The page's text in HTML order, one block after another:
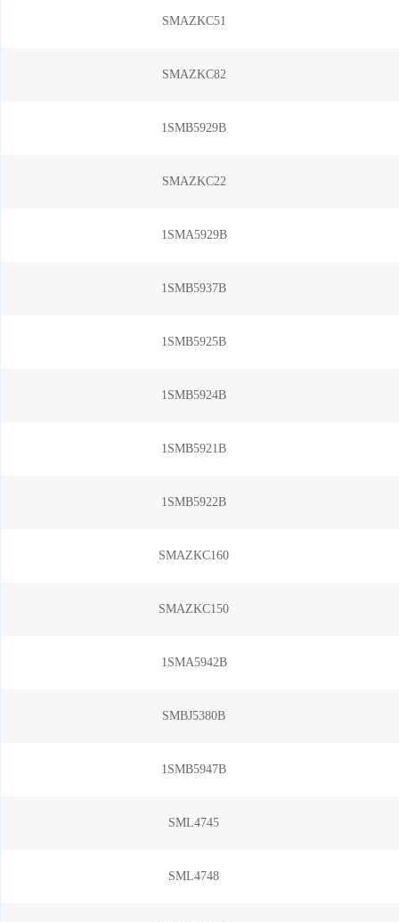
SMAZKC51
SMAZKC82
1SMB5929B
SMAZKC22
1SMA5929B
1SMB5937B
1SMB5925B
1SMB5924B
1SMB5921B
1SMB5922B
SMAZKC160
SMAZKC150
1SMA5942B
SMBJ5380B
1SMB5947B
SML4745
SML4748